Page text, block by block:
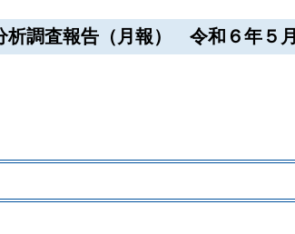
析調査報告（月報） 令和６年５月